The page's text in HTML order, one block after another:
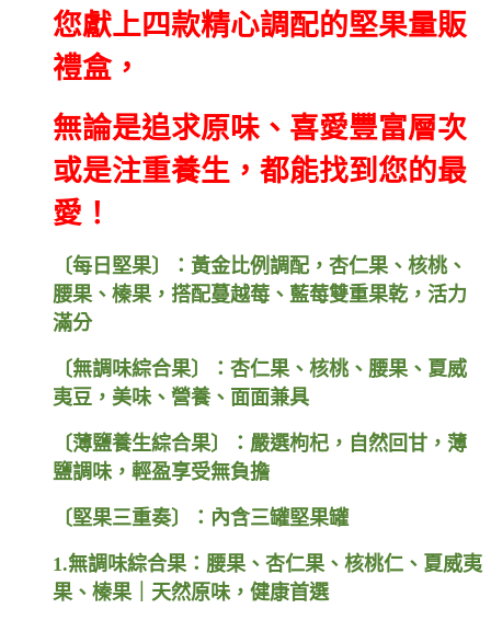
您獻上四款精心調配的堅果量販
禮盒，
無論是追求原味、喜愛豐富層次
或是注重養生，都能找到您的最
愛！
〔每日堅果〕： 黃金比例調配，杏仁果、核桃、
腰果、榛果，搭配蔓越莓、藍莓雙重果乾，活力
滿分
〔無調味綜合果〕： 杏仁果、核桃、腰果、夏威
夷豆，美味、營養、面面兼具
〔薄鹽養生綜合果〕： 嚴選枸杞，自然回甘，薄
鹽調味，輕盈享受無負擔
〔堅果三重奏〕： 內含三罐堅果罐
1.無調味綜合果： 腰果、杏仁果、核桃仁、夏威夷
果、榛果｜天然原味，健康首選